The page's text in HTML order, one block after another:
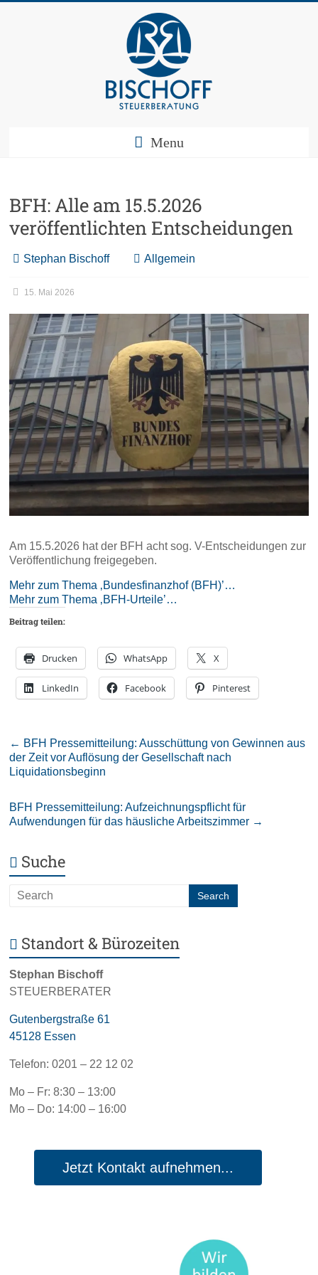
Menu
BFH: Alle am 15.5.2026
veröffentlichten Entscheidungen
Stephan Bischoff Allgemein
15. Mai 2026
Am 15.5.2026 hat der BFH acht sog. V-Entscheidungen zur
Veröffentlichung freigegeben.
Mehr zum Thema ‚Bundesfinanzhof (BFH)’…
Mehr zum Thema ‚BFH-Urteile’…
Beitrag teilen:
Drucken WhatsApp X
LinkedIn Facebook Pinterest
← BFH Pressemitteilung: Ausschüttung von Gewinnen aus
der Zeit vor Auflösung der Gesellschaft nach
Liquidationsbeginn
BFH Pressemitteilung: Aufzeichnungspflicht für
Aufwendungen für das häusliche Arbeitszimmer →
Suche
Standort & Bürozeiten
Stephan Bischoff
STEUERBERATER
Gutenbergstraße 61
45128 Essen
Telefon: 0201 – 22 12 02
Mo – Fr: 8:30 – 13:00
Mo – Do: 14:00 – 16:00
Jetzt Kontakt aufnehmen...